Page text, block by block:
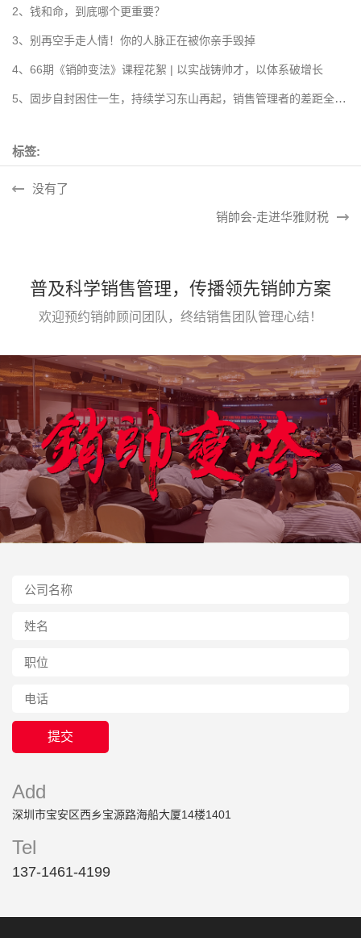
2、钱和命，到底哪个更重要？
3、别再空手走人情！你的人脉正在被你亲手毁掉
4、66期《销帥变法》课程花絮 | 以实战铸帅才，以体系破增长
5、固步自封困住一生，持续学习东山再起，销售管理者的差距全在学习力！
标签:
没有了
销帥会-走进华雅财税
普及科学销售管理，传播领先销帥方案
欢迎预约销帥顾问团队，终结销售团队管理心结！
Add
深圳市宝安区西乡宝源路海船大厦14楼1401
Tel
137-1461-4199